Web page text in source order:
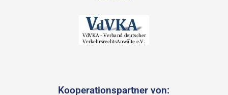
Kooperationspartner von: